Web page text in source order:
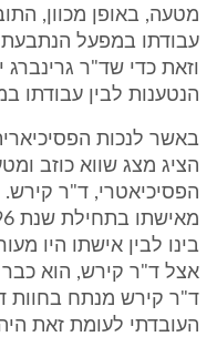
מטעה, באופן מכוון,
עבודתו במפעל
וזאת כדי שד"ר
הנטענות לבין עבודתו
באשר לנכות
הציג מצג שווא כוזב
הפסיכיאטרי, ד"ר
בינו לבין אישתו היו
אצל ד"ר קירש, הוא כבר
ד"ר קירש מנתח בחוות
העובדתי לעומת זאת